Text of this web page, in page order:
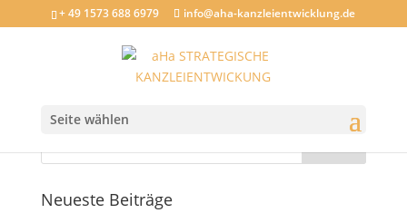
+ 49 1573 688 6979 info@aha-kanzleientwicklung.de
Seite wählen
roedl-juve
Neueste Beiträge